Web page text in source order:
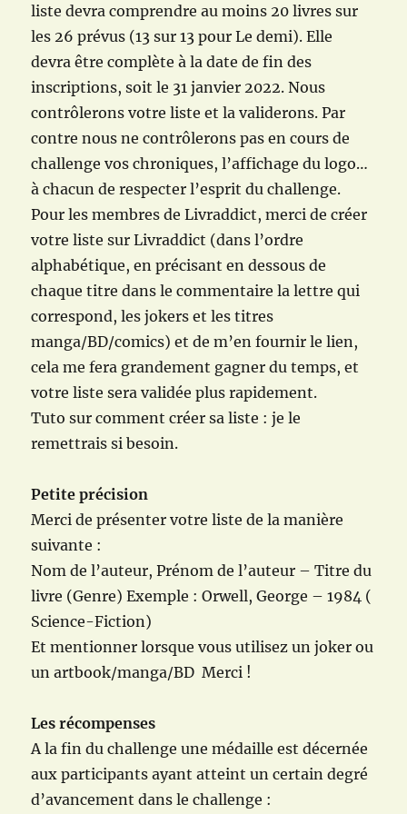
liste devra comprendre au moins 20 livres sur
les 26 prévus (13 sur 13 pour Le demi). Elle
devra être complète à la date de fin des
inscriptions, soit le 31 janvier 2022. Nous
contrôlerons votre liste et la validerons. Par
contre nous ne contrôlerons pas en cours de
challenge vos chroniques, l’affichage du logo…
à chacun de respecter l’esprit du challenge.
Pour les membres de Livraddict, merci de créer
votre liste sur Livraddict (dans l’ordre
alphabétique, en précisant en dessous de
chaque titre dans le commentaire la lettre qui
correspond, les jokers et les titres
manga/BD/comics) et de m’en fournir le lien,
cela me fera grandement gagner du temps, et
votre liste sera validée plus rapidement.
Tuto sur comment créer sa liste : je le
remettrais si besoin.
Petite précision
Merci de présenter votre liste de la manière
suivante :
Nom de l’auteur, Prénom de l’auteur – Titre du
livre (Genre) Exemple : Orwell, George – 1984 (
Science-Fiction)
Et mentionner lorsque vous utilisez un joker ou
un artbook/manga/BD Merci !
Les récompenses
A la fin du challenge une médaille est décernée
aux participants ayant atteint un certain degré
d’avancement dans le challenge :